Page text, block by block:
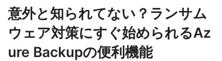
意外と知られてない？ランサム
ウェア対策にすぐ始められるAz
ure Backupの便利機能